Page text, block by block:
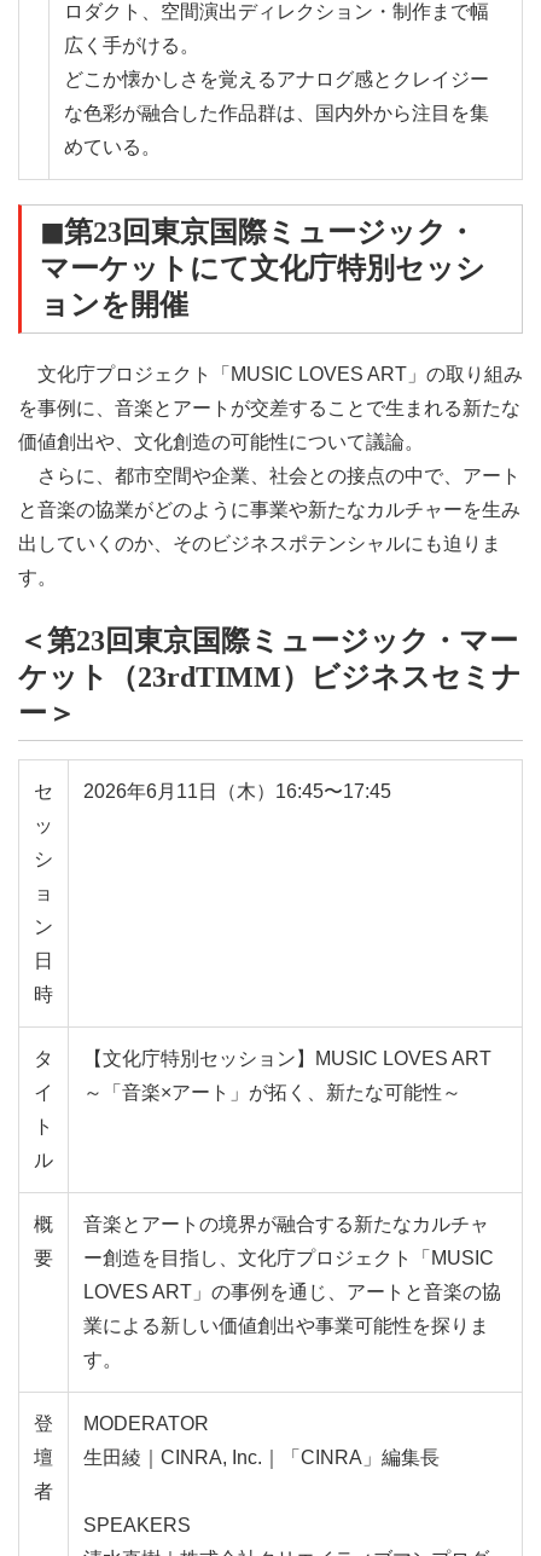
ロダクト、空間演出ディレクション・制作まで幅
広く手がける。
どこか懐かしさを覚えるアナログ感とクレイジー
な色彩が融合した作品群は、国内外から注目を集
めている。
◼︎第23回東京国際ミュージック・
マーケットにて文化庁特別セッシ
ョンを開催
文化庁プロジェクト「MUSIC LOVES ART」の取り組み
を事例に、音楽とアートが交差することで生まれる新たな
価値創出や、文化創造の可能性について議論。
さらに、都市空間や企業、社会との接点の中で、アート
と音楽の協業がどのように事業や新たなカルチャーを生み
出していくのか、そのビジネスポテンシャルにも迫りま
す。
＜第23回東京国際ミュージック・マー
ケット（23rdTIMM）ビジネスセミナ
ー＞
セ
ッ
シ
ョ
ン
日
時
2026年6月11日 （木） 16:45〜17:45
タ
イ
ト
ル
【文化庁特別セッション】MUSIC LOVES ART
～「音楽×アート」が拓く、新たな可能性～
概
要
音楽とアートの境界が融合する新たなカルチャ
ー創造を目指し、文化庁プロジェクト「MUSIC
LOVES ART」の事例を通じ、アートと音楽の協
業による新しい価値創出や事業可能性を探りま
す。
登
壇
者
MODERATOR
生田綾｜CINRA, Inc.｜「CINRA」編集長
SPEAKERS